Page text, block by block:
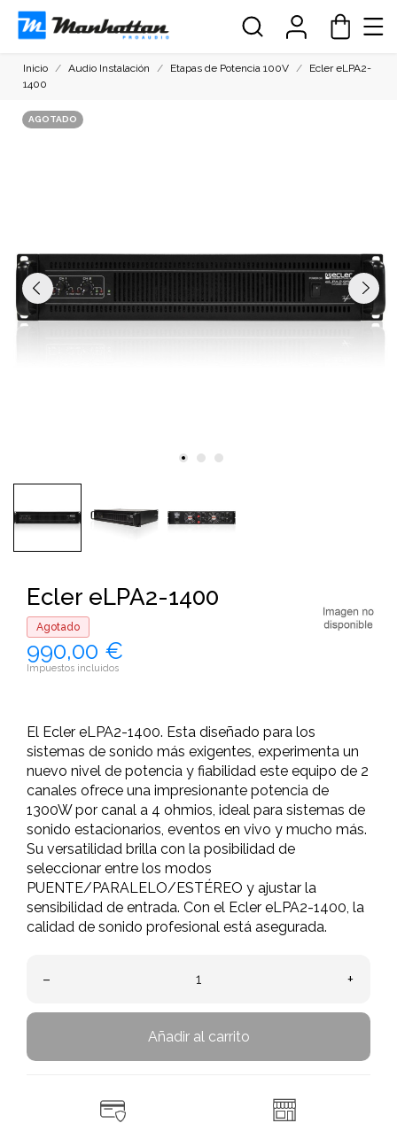
Inicio Audio Instalación Etapas de Potencia 100V
Ecler eLPA2-
1400
AGOTADO
Ecler eLPA2-1400
Agotado
990,00 €
Impuestos incluidos
El Ecler eLPA2-1400. Esta diseñado para los
sistemas de sonido más exigentes, experimenta un
nuevo nivel de potencia y fiabilidad este equipo de 2
canales ofrece una impresionante potencia de
1300W por canal a 4 ohmios, ideal para sistemas de
sonido estacionarios, eventos en vivo y mucho más.
Su versatilidad brilla con la posibilidad de
seleccionar entre los modos
PUENTE/PARALELO/ESTÉREO y ajustar la
sensibilidad de entrada. Con el Ecler eLPA2-1400, la
calidad de sonido profesional está asegurada.
– +
Añadir al carrito